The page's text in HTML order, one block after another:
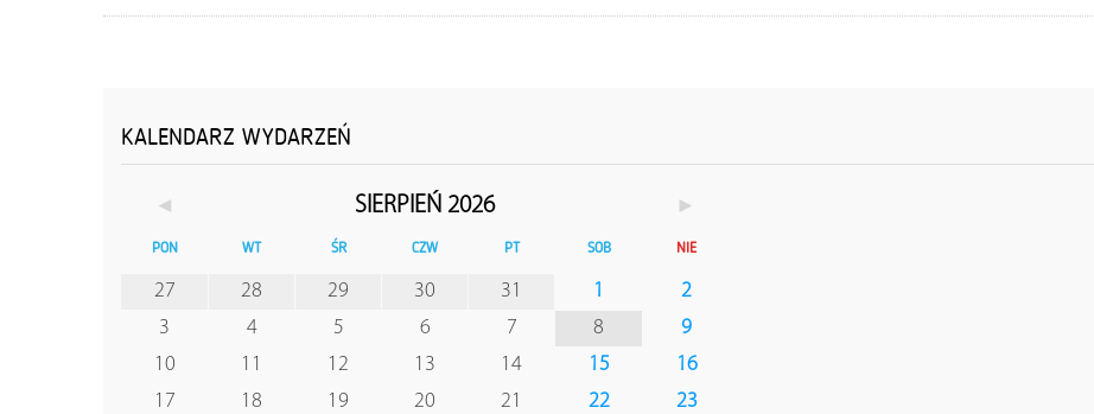
KALENDARZ WYDARZEŃ
◄ SIERPIEŃ 2026 ►
PON WT ŚR CZW PT SOB NIE
27 28 29 30 31 1
2
3
4 5 6 7 8
9
10
11 12 13 14 15
16
17
18 19 20 21 22
23